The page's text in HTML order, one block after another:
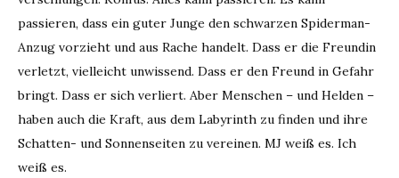
passieren, dass ein guter Junge den schwarzen Spiderman-
Anzug vorzieht und aus Rache handelt. Dass er die Freundin
verletzt, vielleicht unwissend. Dass er den Freund in Gefahr
bringt. Dass er sich verliert. Aber Menschen – und Helden –
haben auch die Kraft, aus dem Labyrinth zu finden und ihre
Schatten- und Sonnenseiten zu vereinen. MJ weiß es. Ich
weiß es.